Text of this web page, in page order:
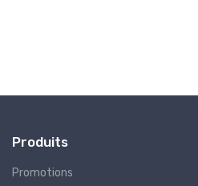
Produits
Promotions